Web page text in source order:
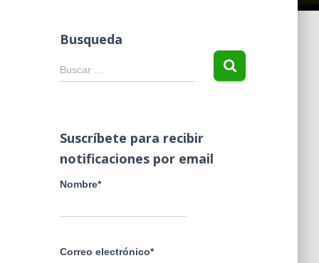
Busqueda
B
u
r
:
Buscar …
Suscríbete para recibir
notificaciones por email
Nombre*
Correo electrónico*